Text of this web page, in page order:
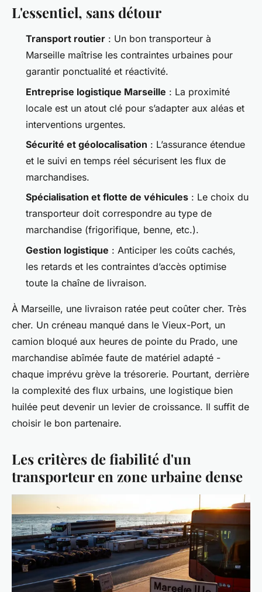
L'essentiel, sans détour
Transport routier : Un bon transporteur à
Marseille maîtrise les contraintes urbaines pour
garantir ponctualité et réactivité.
Entreprise logistique Marseille : La proximité
locale est un atout clé pour s’adapter aux aléas et
interventions urgentes.
Sécurité et géolocalisation : L’assurance étendue
et le suivi en temps réel sécurisent les flux de
marchandises.
Spécialisation et flotte de véhicules : Le choix du
transporteur doit correspondre au type de
marchandise (frigorifique, benne, etc.).
Gestion logistique : Anticiper les coûts cachés,
les retards et les contraintes d’accès optimise
toute la chaîne de livraison.
À Marseille, une livraison ratée peut coûter cher. Très
cher. Un créneau manqué dans le Vieux-Port, un
camion bloqué aux heures de pointe du Prado, une
marchandise abîmée faute de matériel adapté -
chaque imprévu grève la trésorerie. Pourtant, derrière
la complexité des flux urbains, une logistique bien
huilée peut devenir un levier de croissance. Il suffit de
choisir le bon partenaire.
Les critères de fiabilité d'un
transporteur en zone urbaine dense